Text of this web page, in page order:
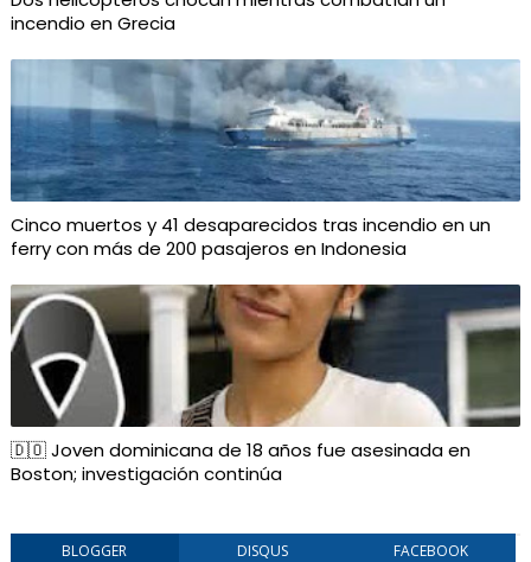
incendio en Grecia
Cinco muertos y 41 desaparecidos tras incendio en un
ferry con más de 200 pasajeros en Indonesia
🇩🇴 Joven dominicana de 18 años fue asesinada en
Boston; investigación continúa
BLOGGER DISQUS FACEBOOK